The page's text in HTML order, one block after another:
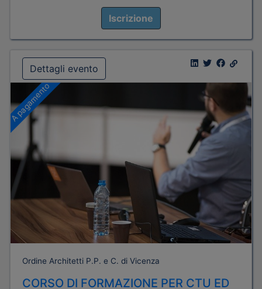
Iscrizione
Dettagli evento
A pagamento
Ordine Architetti P.P. e C. di Vicenza
CORSO DI FORMAZIONE PER CTU ED